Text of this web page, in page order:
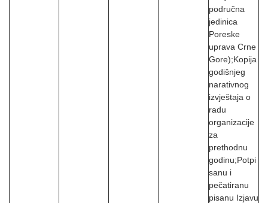
područna
jedinica
Poreske
uprava Crne
Gore);Kopija
godišnjeg
narativnog
izvještaja o
radu
organizacije
za
prethodnu
godinu;Potpi
sanu i
pečatiranu
pisanu Izjavu